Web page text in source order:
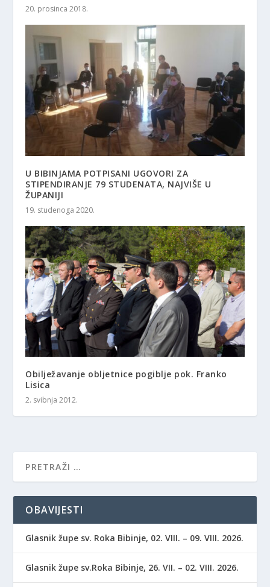
20. prosinca 2018.
U BIBINJAMA POTPISANI UGOVORI ZA
STIPENDIRANJE 79 STUDENATA, NAJVIŠE U
ŽUPANIJI
19. studenoga 2020.
Obilježavanje obljetnice pogiblje pok. Franko
Lisica
2. svibnja 2012.
OBAVIJESTI
Glasnik župe sv. Roka Bibinje, 02. VIII. – 09. VIII. 2026.
Glasnik župe sv.Roka Bibinje, 26. VII. – 02. VIII. 2026.